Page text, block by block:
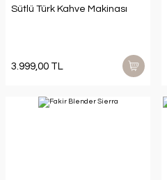
Sütlü Türk Kahve Makinası
3.999,00 TL